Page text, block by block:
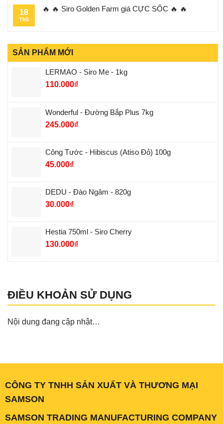
ĐIỀU KHOẢN SỬ DỤNG
Nội dung đang cập nhật…
18
Th5
🔥 🔥 Siro Golden Farm giá CỰC SỐC 🔥 🔥
SẢN PHẨM MỚI
LERMAO - Siro Me - 1kg
110.000₫
Wonderful - Đường Bắp Plus 7kg
245.000₫
Công Tước - Hibiscus (Atiso Đỏ) 100g
45.000₫
DEDU - Đào Ngâm - 820g
30.000₫
Hestia 750ml - Siro Cherry
130.000₫
CÔNG TY TNHH SẢN XUẤT VÀ THƯƠNG MẠI
SAMSON
SAMSON TRADING MANUFACTURING COMPANY